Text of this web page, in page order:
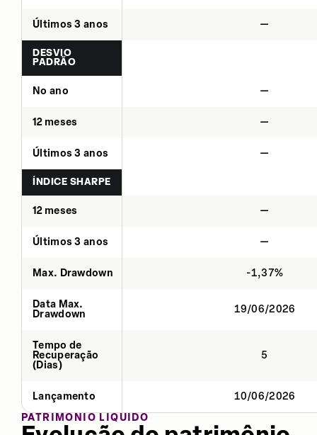
Últimos 3 anos —
DESVIO
PADRÃO
No ano —
12 meses —
Últimos 3 anos —
ÍNDICE SHARPE
12 meses —
Últimos 3 anos —
Max. Drawdown -1,37%
Data Max.
Drawdown
19/06/2026
Tempo de
Recuperação
(Dias)
5
Lançamento
10/06/2026
PATRIMÔNIO LÍQUIDO